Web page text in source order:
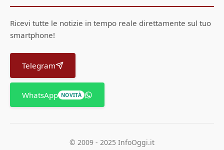
Ricevi tutte le notizie in tempo reale direttamente sul tuo
smartphone!
Telegram
WhatsApp NOVITÀ
© 2009 - 2025 InfoOggi.it